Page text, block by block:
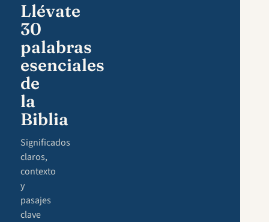
Llévate
30
palabras
esenciales
de
la
Biblia
Significados
claros,
contexto
y
pasajes
clave